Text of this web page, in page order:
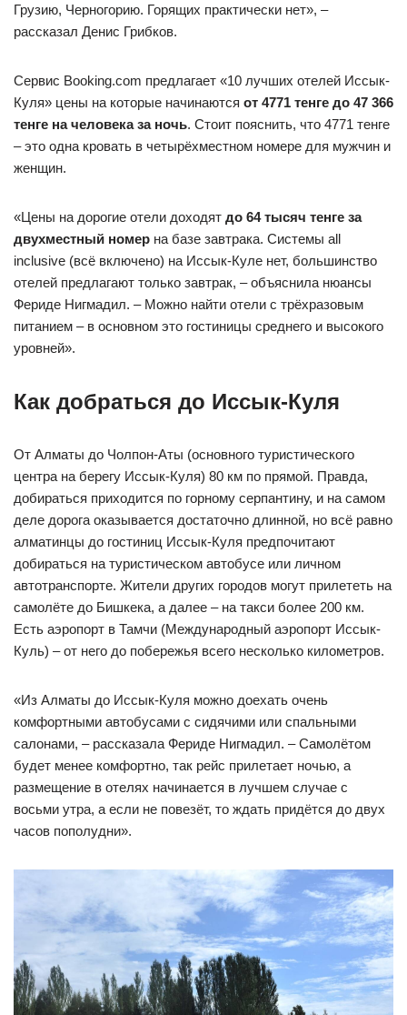
Грузию, Черногорию. Горящих практически нет», –
рассказал Денис Грибков.
Сервис Booking.com предлагает «10 лучших отелей Иссык-
Куля» цены на которые начинаются от 4771 тенге до 47 366
тенге на человека за ночь. Стоит пояснить, что 4771 тенге
– это одна кровать в четырёхместном номере для мужчин и
женщин.
«Цены на дорогие отели доходят до 64 тысяч тенге за
двухместный номер на базе завтрака. Системы all
inclusive (всё включено) на Иссык-Куле нет, большинство
отелей предлагают только завтрак, – объяснила нюансы
Фериде Нигмадил. – Можно найти отели с трёхразовым
питанием – в основном это гостиницы среднего и высокого
уровней».
Как добраться до Иссык-Куля
От Алматы до Чолпон-Аты (основного туристического
центра на берегу Иссык-Куля) 80 км по прямой. Правда,
добираться приходится по горному серпантину, и на самом
деле дорога оказывается достаточно длинной, но всё равно
алматинцы до гостиниц Иссык-Куля предпочитают
добираться на туристическом автобусе или личном
автотранспорте. Жители других городов могут прилететь на
самолёте до Бишкека, а далее – на такси более 200 км.
Есть аэропорт в Тамчи (Международный аэропорт Иссык-
Куль) – от него до побережья всего несколько километров.
«Из Алматы до Иссык-Куля можно доехать очень
комфортными автобусами с сидячими или спальными
салонами, – рассказала Фериде Нигмадил. – Самолётом
будет менее комфортно, так рейс прилетает ночью, а
размещение в отелях начинается в лучшем случае с
восьми утра, а если не повезёт, то ждать придётся до двух
часов пополудни».